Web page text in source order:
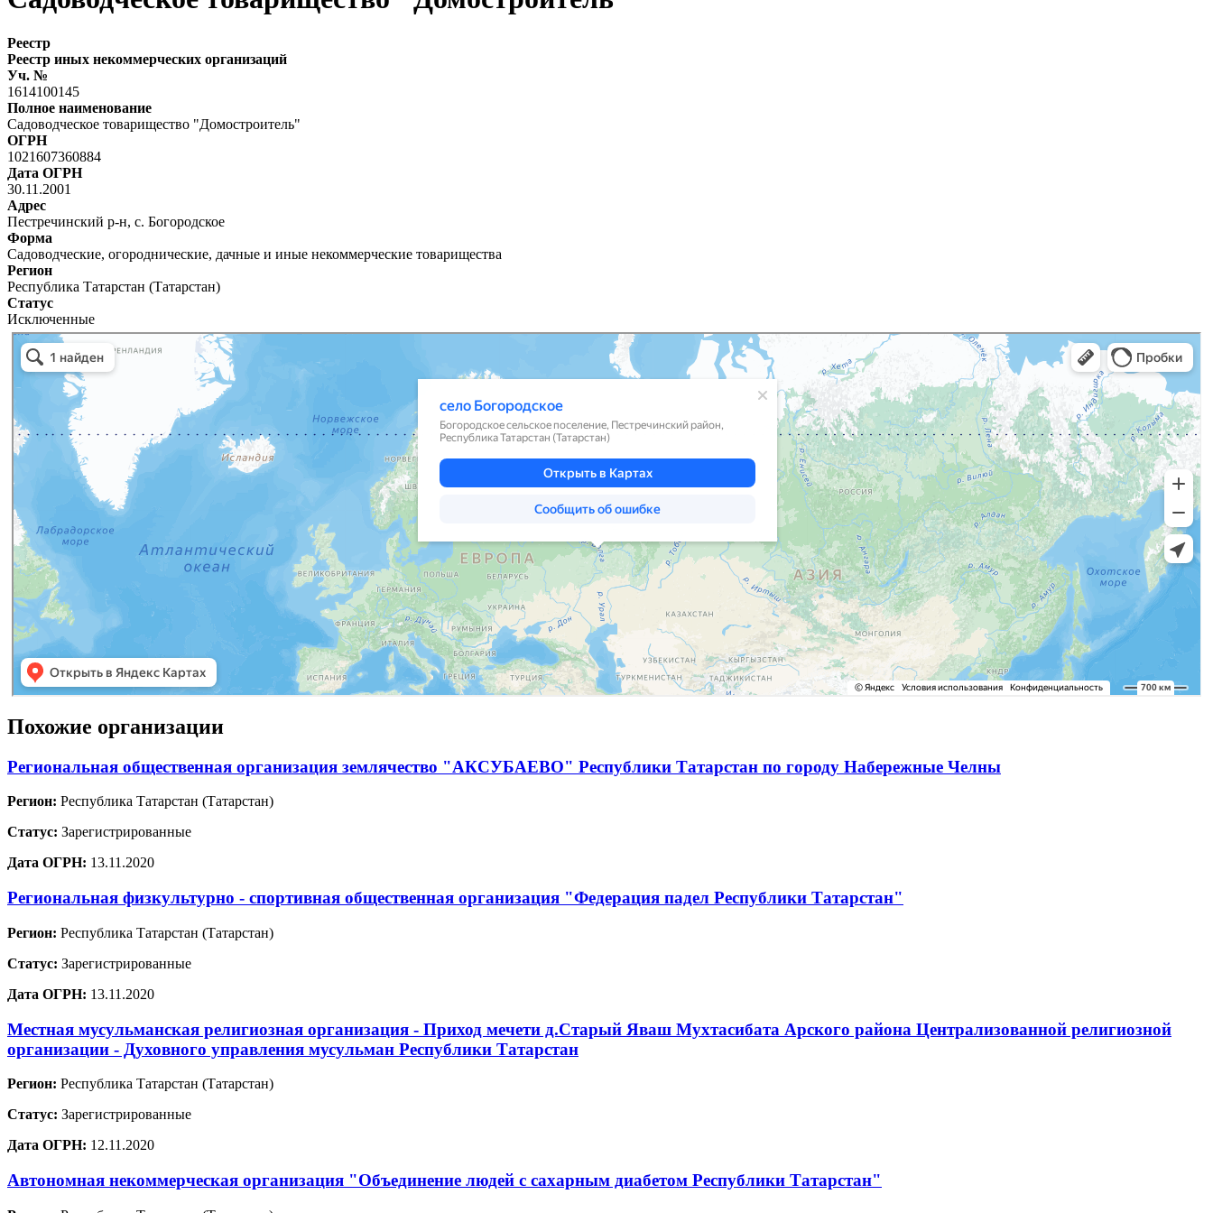
Реестр
Реестр иных некоммерческих организаций
Уч. №
1614100145
Полное наименование
Садоводческое товарищество "Домостроитель"
ОГРН
1021607360884
Дата ОГРН
30.11.2001
Адрес
Пестречинский р-н, с. Богородское
Форма
Садоводческие, огороднические, дачные и иные некоммерческие товарищества
Регион
Республика Татарстан (Татарстан)
Статус
Исключенные
Похожие организации
Региональная общественная организация землячество "АКСУБАЕВО" Республики Татарстан по городу Набережные Челны
Регион: Республика Татарстан (Татарстан)
Статус: Зарегистрированные
Дата ОГРН: 13.11.2020
Региональная физкультурно - спортивная общественная организация "Федерация падел Республики Татарстан"
Регион: Республика Татарстан (Татарстан)
Статус: Зарегистрированные
Дата ОГРН: 13.11.2020
Местная мусульманская религиозная организация - Приход мечети д.Старый Яваш Мухтасибата Арского района Централизованной религиозной
организации - Духовного управления мусульман Республики Татарстан
Регион: Республика Татарстан (Татарстан)
Статус: Зарегистрированные
Дата ОГРН: 12.11.2020
Автономная некоммерческая организация "Объединение людей с сахарным диабетом Республики Татарстан"